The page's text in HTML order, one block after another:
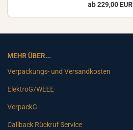
ab 229,00 EUR
MEHR ÜBER...
Verpackungs- und Versandkosten
ElektroG/WEEE
VerpackG
Callback Rückruf Service